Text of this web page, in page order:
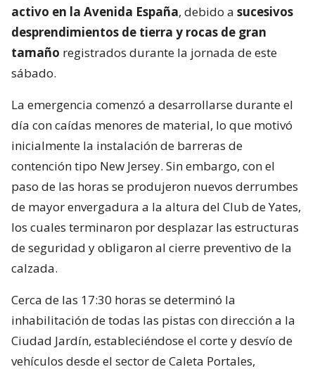
activo en la Avenida España, debido a sucesivos
desprendimientos de tierra y rocas de gran
tamaño registrados durante la jornada de este
sábado.
La emergencia comenzó a desarrollarse durante el
día con caídas menores de material, lo que motivó
inicialmente la instalación de barreras de
contención tipo New Jersey. Sin embargo, con el
paso de las horas se produjeron nuevos derrumbes
de mayor envergadura a la altura del Club de Yates,
los cuales terminaron por desplazar las estructuras
de seguridad y obligaron al cierre preventivo de la
calzada.
Cerca de las 17:30 horas se determinó la
inhabilitación de todas las pistas con dirección a la
Ciudad Jardín, estableciéndose el corte y desvío de
vehículos desde el sector de Caleta Portales,